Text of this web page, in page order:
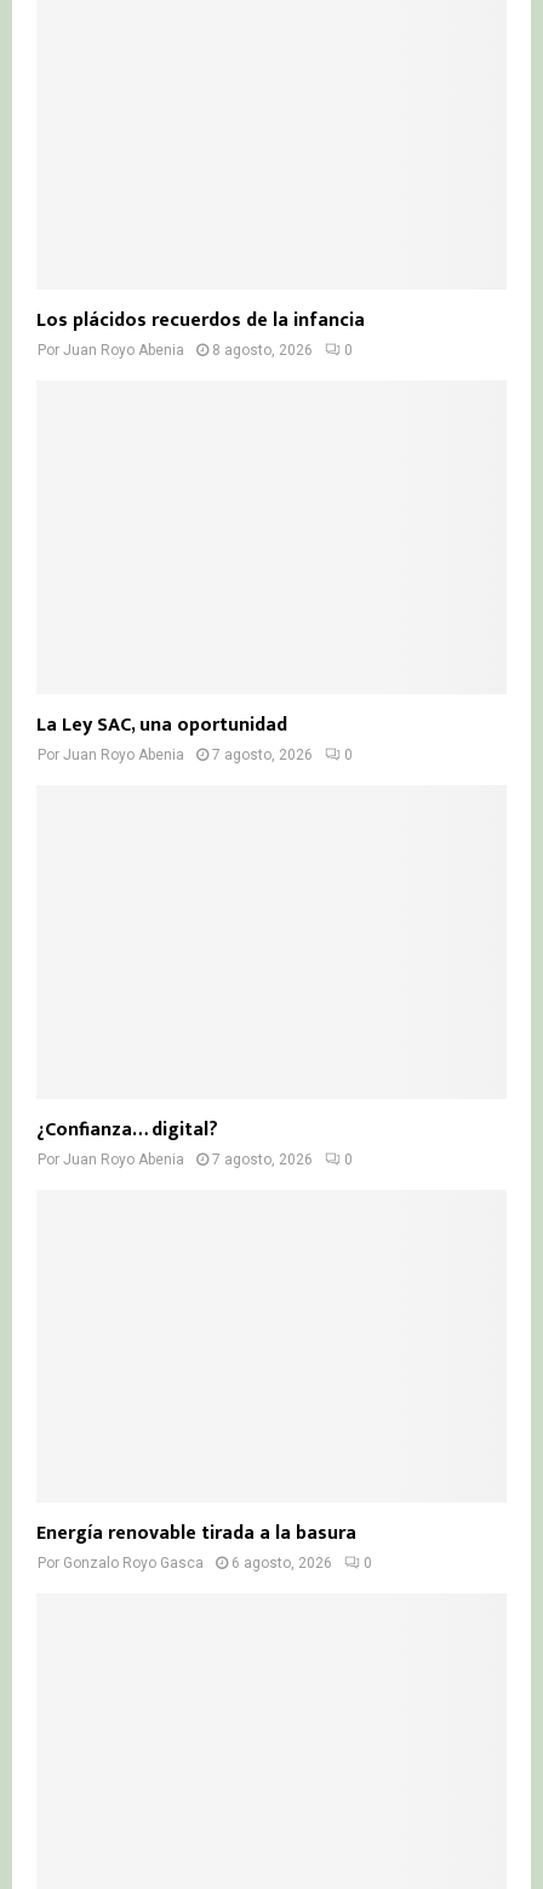
Los plácidos recuerdos de la infancia
Por Juan Royo Abenia 8 agosto, 2026 0
La Ley SAC, una oportunidad
Por Juan Royo Abenia 7 agosto, 2026 0
¿Confianza… digital?
Por Juan Royo Abenia 7 agosto, 2026 0
Energía renovable tirada a la basura
Por Gonzalo Royo Gasca 6 agosto, 2026 0